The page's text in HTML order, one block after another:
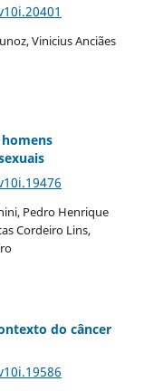
Vinicius Anciães
Pedro Henrique
Cordeiro Lins,
do câncer